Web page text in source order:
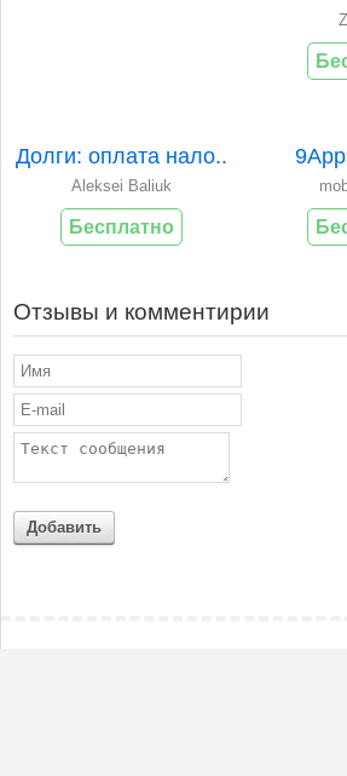
Долги: оплата нало..
Aleksei Baliuk
Бесплатно
Отзывы и комментирии
Добавить